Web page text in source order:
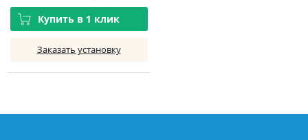
Купить в 1 клик
Заказать установку